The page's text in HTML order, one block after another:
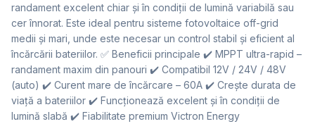
randament excelent chiar și în condiții de lumină variabilă sau
cer înnorat. Este ideal pentru sisteme fotovoltaice off-grid
medii și mari, unde este necesar un control stabil și eficient al
încărcării bateriilor. ✅ Beneficii principale ✔️ MPPT ultra-rapid –
randament maxim din panouri ✔️ Compatibil 12V / 24V / 48V
(auto) ✔️ Curent mare de încărcare – 60A ✔️ Crește durata de
viață a bateriilor ✔️ Funcționează excelent și în condiții de
lumină slabă ✔️ Fiabilitate premium Victron Energy